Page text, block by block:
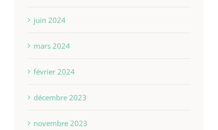
juin 2024
mars 2024
février 2024
décembre 2023
novembre 2023